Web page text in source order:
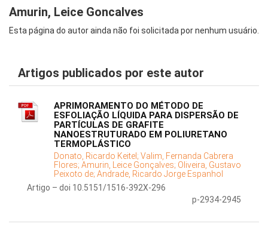
Amurin, Leice Goncalves
Esta página do autor ainda não foi solicitada por nenhum usuário.
Artigos publicados por este autor
APRIMORAMENTO DO MÉTODO DE
ESFOLIAÇÃO LÍQUIDA PARA DISPERSÃO DE
PARTÍCULAS DE GRAFITE
NANOESTRUTURADO EM POLIURETANO
TERMOPLÁSTICO
Donato, Ricardo Keitel; Valim, Fernanda Cabrera
Flores; Amurin, Leice Gonçalves; Oliveira, Gustavo
Peixoto de; Andrade, Ricardo Jorge Espanhol
Artigo – doi 10.5151/1516-392X-296
p-2934-2945